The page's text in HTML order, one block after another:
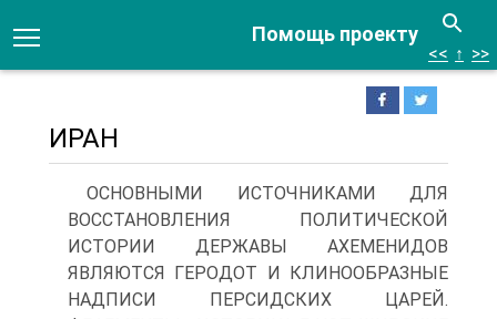
Помощь проекту
<< ↑ >>
ИРАН
ОСНОВНЫМИ ИСТОЧНИКАМИ ДЛЯ
ВОССТАНОВЛЕНИЯ ПОЛИТИЧЕСКОЙ
ИСТОРИИ ДЕРЖАВЫ АХЕМЕНИДОВ
ЯВЛЯЮТСЯ ГЕРОДОТ И КЛИНООБРАЗНЫЕ
НАДПИСИ ПЕРСИДСКИХ ЦАРЕЙ.